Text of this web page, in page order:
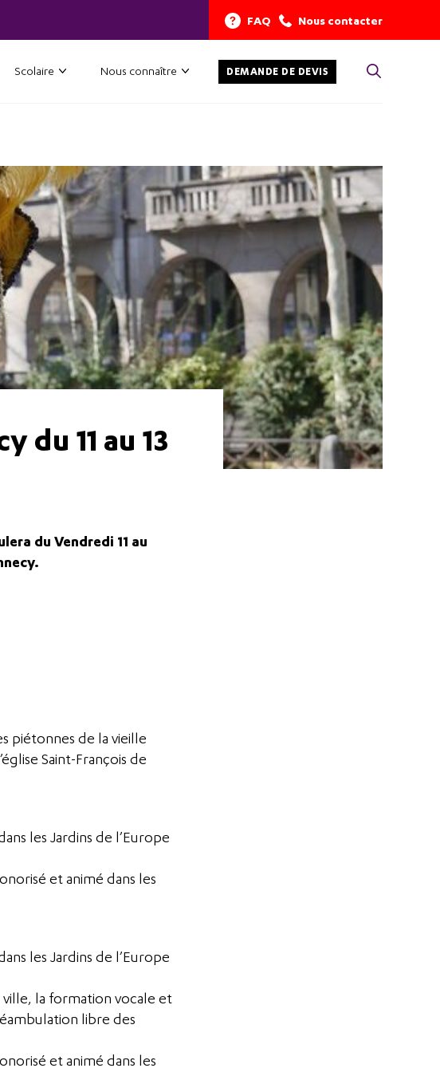
FAQ Nous contacter
Scolaire Nous connaître DEMANDE DE DEVIS
du 11 au 13
du Vendredi 11 au
piétonnes de la vieille
Saint-François de
les Jardins de l’Europe
et animé dans les
les Jardins de l’Europe
ville, la formation vocale et
libre des
et animé dans les